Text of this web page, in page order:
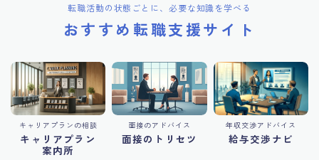
転職活動の状態ごとに、必要な知識を学べる
おすすめ転職支援サイト
キャリアプランの相談
キャリアプラン
案内所
面接のアドバイス
面接のトリセツ
年収交渉アドバイス
給与交渉ナビ